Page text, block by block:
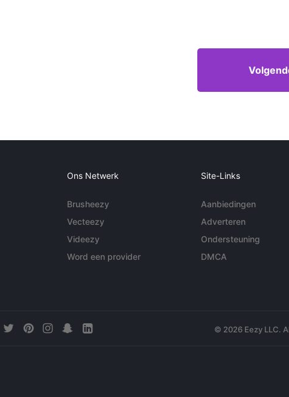
Ons Netwerk
Brusheezy
Vecteezy
Videezy
Word een provider
Site-Links
Aanbiedingen
Adverteren
Ondersteuning
DMCA
© 2026 Eezy LLC.